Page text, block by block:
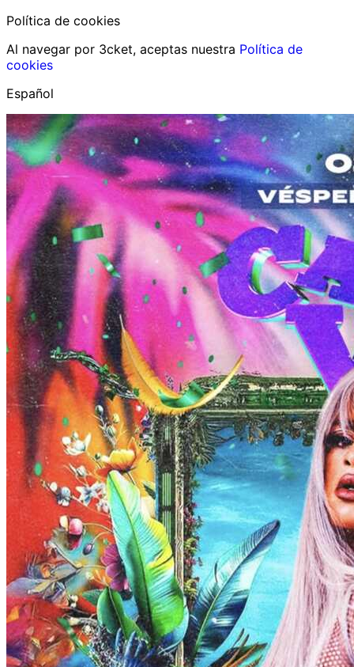
Política de cookies
Al navegar por 3cket, aceptas nuestra Política de
cookies
Español